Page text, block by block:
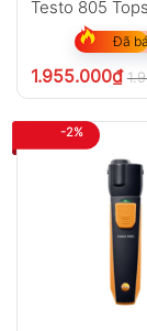
Hiển
Đặc điểm nổi
Tỷ
Testo 805
Đã
1.955.000₫
-2%